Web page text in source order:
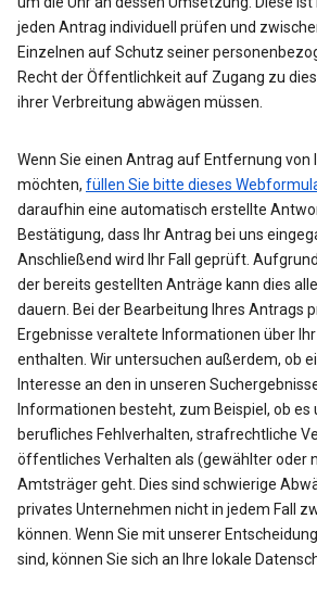
jeden Antrag individuell prüfen und
Einzelnen auf Schutz seiner
Recht der Öffentlichkeit auf Zugang zu
ihrer Verbreitung abwägen müssen.
Wenn Sie einen Antrag auf Entfernung von
möchten, füllen Sie bitte dieses
daraufhin eine automatisch erstellte
Bestätigung, dass Ihr Antrag bei uns
Anschließend wird Ihr Fall geprüft.
der bereits gestellten Anträge kann dies
dauern. Bei der Bearbeitung Ihres Antrags
Ergebnisse veraltete Informationen über
enthalten. Wir untersuchen außerdem, ob
Interesse an den in unseren
Informationen besteht, zum Beispiel, ob
berufliches Fehlverhalten, strafrechtliche
öffentliches Verhalten als (gewählter oder
Amtsträger geht. Dies sind schwierige
privates Unternehmen nicht in jedem Fall
können. Wenn Sie mit unserer
sind, können Sie sich an Ihre lokale